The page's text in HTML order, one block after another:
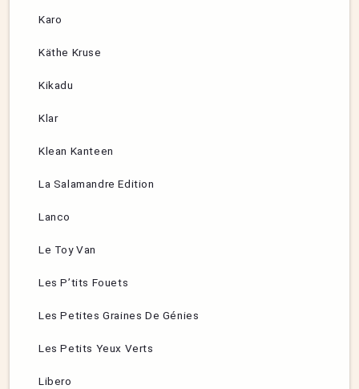
Karo
Käthe Kruse
Kikadu
Klar
Klean Kanteen
La Salamandre Edition
Lanco
Le Toy Van
Les P’tits Fouets
Les Petites Graines De Génies
Les Petits Yeux Verts
Libero